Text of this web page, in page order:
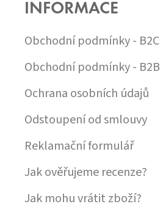
P
S
U
INFORMACE
Obchodní podmínky - B2C
Obchodní podmínky - B2B
Ochrana osobních údajů
Odstoupení od smlouvy
Reklamační formulář
Jak ověřujeme recenze?
Jak mohu vrátit zboží?